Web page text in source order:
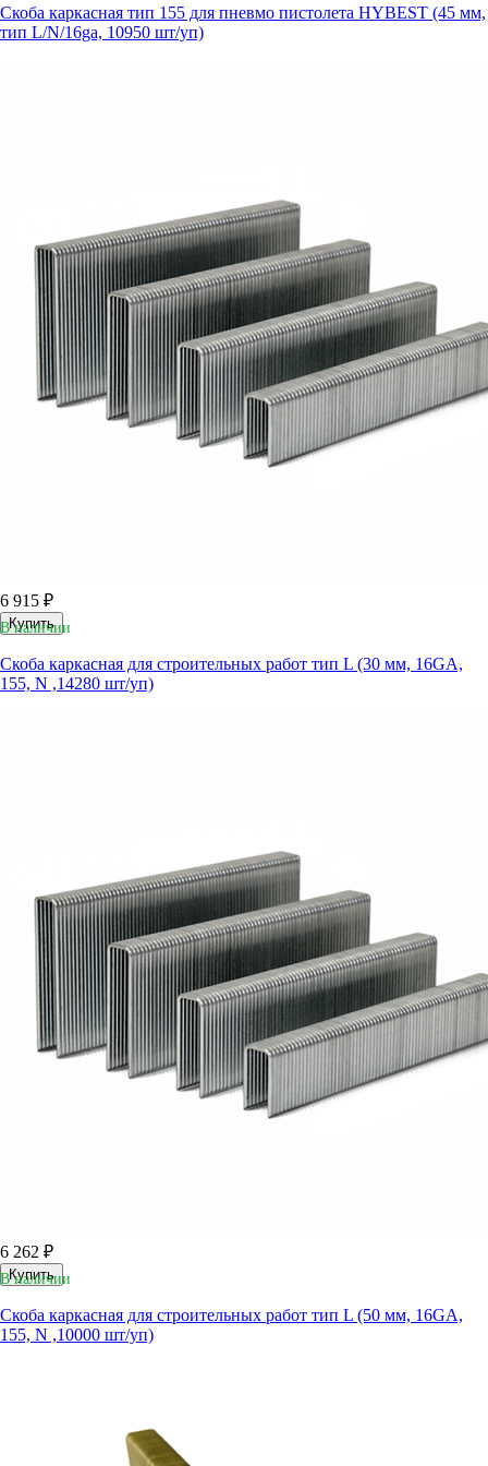
Скоба каркасная тип 155 для пневмо пистолета HYBEST (45 мм,
тип L/N/16ga, 10950 шт/уп)
6 915 ₽
Купить
В наличии
Скоба каркасная для строительных работ тип L (30 мм, 16GA,
155, N ,14280 шт/уп)
6 262 ₽
Купить
В наличии
Скоба каркасная для строительных работ тип L (50 мм, 16GA,
155, N ,10000 шт/уп)